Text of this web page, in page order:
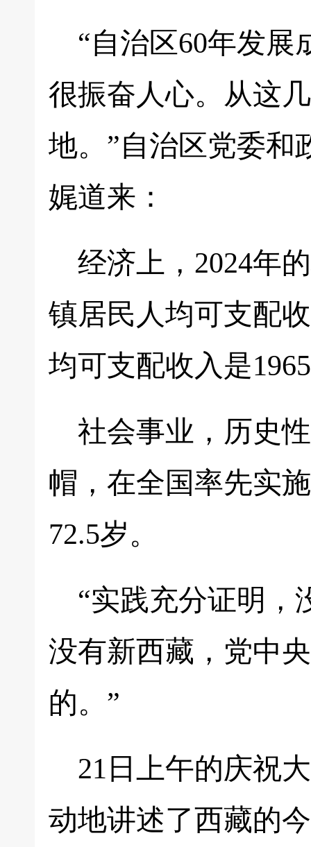
“自治区60年发
很振奋人心。从这
地。”自治区党委和
娓道来：
经济上，2024年
镇居民人均可支配
均可支配收入是
社会事业，历史
帽，在全国率先实
72.5岁。
“实践充分证明，
没有新西藏，党中
的。”
21日上午的庆祝
动地讲述了西藏的